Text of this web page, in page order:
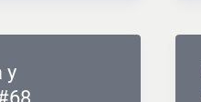
y